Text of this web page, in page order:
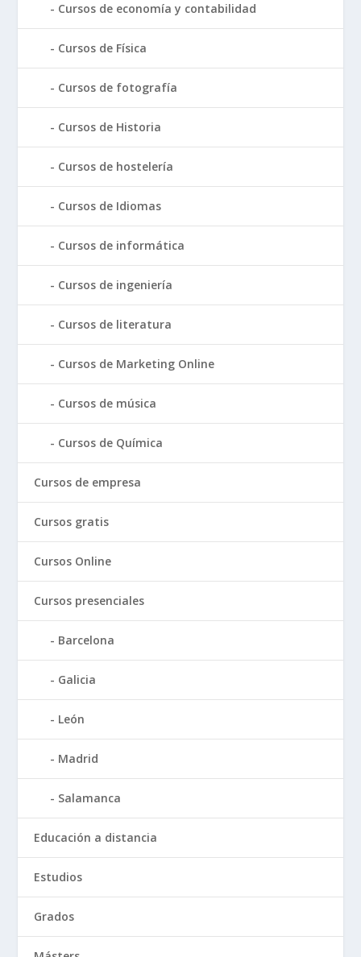
Cursos de economía y contabilidad
Cursos de Física
Cursos de fotografía
Cursos de Historia
Cursos de hostelería
Cursos de Idiomas
Cursos de informática
Cursos de ingeniería
Cursos de literatura
Cursos de Marketing Online
Cursos de música
Cursos de Química
Cursos de empresa
Cursos gratis
Cursos Online
Cursos presenciales
Barcelona
Galicia
León
Madrid
Salamanca
Educación a distancia
Estudios
Grados